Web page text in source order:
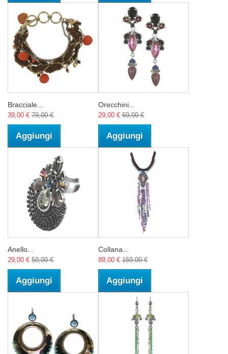
Bracciale...
39,00 € 79,00 €
Aggiungi
Orecchini...
29,00 € 69,00 €
Aggiungi
Anello...
29,00 € 59,00 €
Aggiungi
Collana...
89,00 € 159,00 €
Aggiungi